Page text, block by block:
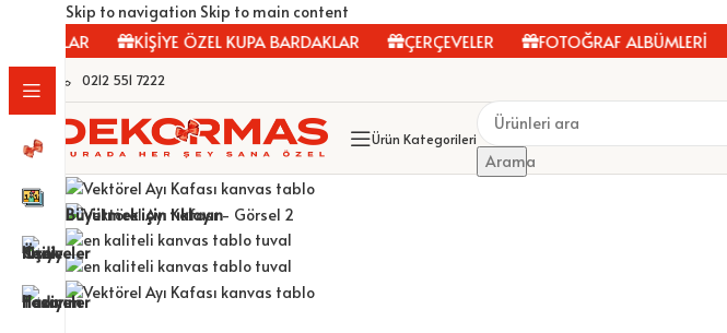
Skip to navigation Skip to main content
KİŞİYE ÖZEL KUPA BARDAKLAR ÇERÇEVELER FOTOĞRAF ALBÜMLERİ
0212 551 7222
Ürün Kategorileri
Arama
Büyütmek için tıklayın